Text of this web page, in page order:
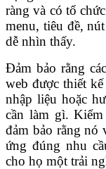
ràng và có tổ
menu, tiêu đề,
dễ nhìn thấy.
Đảm bảo rằng
web được thiết
nhập liệu hoặc
cần làm gì.
đảm bảo rằng nó
ứng đúng nhu
cho họ một trải